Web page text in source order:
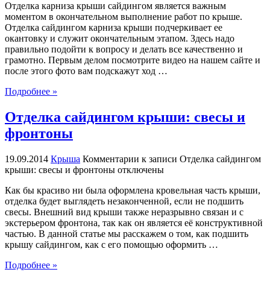
Отделка карниза крыши сайдингом является важным
моментом в окончательном выполнение работ по крыше.
Отделка сайдингом карниза крыши подчеркивает ее
окантовку и служит окончательным этапом. Здесь надо
правильно подойти к вопросу и делать все качественно и
грамотно. Первым делом посмотрите видео на нашем сайте и
после этого фото вам подскажут ход …
Подробнее »
Отделка сайдингом крыши: свесы и
фронтоны
19.09.2014 Крыша Комментарии к записи Отделка сайдингом
крыши: свесы и фронтоны отключены
Как бы красиво ни была оформлена кровельная часть крыши,
отделка будет выглядеть незаконченной, если не подшить
свесы. Внешний вид крыши также неразрывно связан и с
экстерьером фронтона, так как он является её конструктивной
частью. В данной статье мы расскажем о том, как подшить
крышу сайдингом, как с его помощью оформить …
Подробнее »